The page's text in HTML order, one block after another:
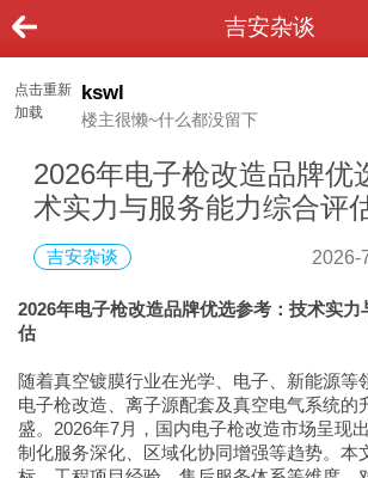
吉安杂谈
点击重新
加载
kswl
楼主很懒~什么都没留下
2026年电子枪改造品牌优
术实力与服务能力综合评
吉安杂谈 2026-
2026年电子枪改造品牌优选参考：技术实力
估
随着真空镀膜行业在光学、电子、新能源等
电子枪改造、离子源配套及真空电气系统的
盛。2026年7月，国内电子枪改造市场呈现
制化服务深化、区域化协同增强等趋势。本